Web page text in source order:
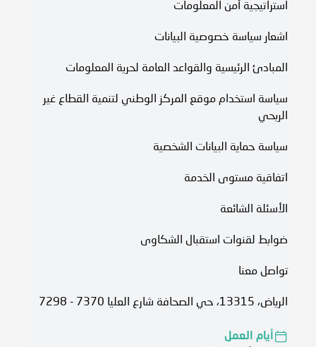
استراتيجية أمن المعلومات
اشعار سياسة خصوصية البيانات
المبادئ الرئيسية والقواعد العامة لحرية المعلومات
سياسة استخدام موقع المركز الوطني لتنمية القطاع غير
الربحي
سياسة حماية البيانات الشخصية
اتفاقية مستوى الخدمة​
الأسئلة الشائعة
ضوابط لقنوات استقبال الشكاوى
تواصل معنا
الرياض، 13315، حي الصحافة شارع العليا 7370 - 7298
أيام العمل